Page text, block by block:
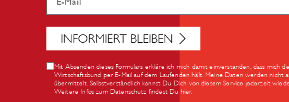
Mit Absenden dieses Formulars erkläre ich mich damit einverstanden, dass mich
Wirtschaftsbund per E-Mail auf dem Laufenden hält. Meine Daten werden nicht
übermittelt. Selbstverständlich kannst Du Dich von diesem Service jederzeit
Weitere Infos zum Datenschutz findest Du hier.
INFORMIERT BLEIBEN